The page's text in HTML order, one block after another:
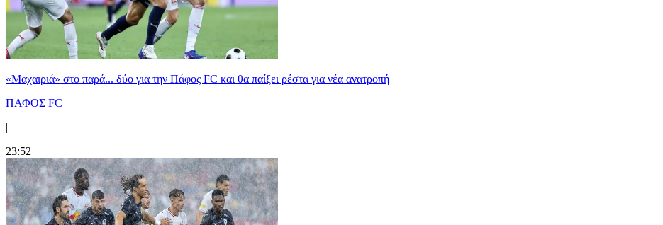
«Μαχαιριά» στο παρά... δύο για την Πάφος FC και θα παίξει ρέστα για νέα ανατροπή
ΠΑΦΟΣ FC
|
23:52